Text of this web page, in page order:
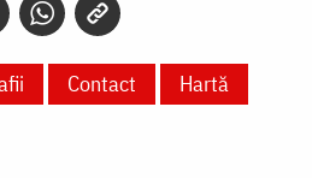
Contact Hartă